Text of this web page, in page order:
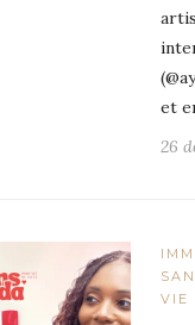
et
26
VIE